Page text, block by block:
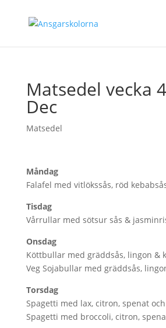
Matsedel vecka
Dec
Matsedel
Måndag
Falafel med vitlökssås, röd
Tisdag
Vårrullar med sötsur sås &
Onsdag
Köttbullar med gräddsås, lingon &
Veg Sojabullar med gräddsås,
Torsdag
Spagetti med lax, citron, spenat
Spagetti med broccoli, citron,